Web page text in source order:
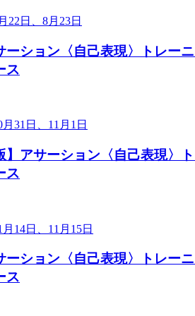
22日、8月23日
ーション〈自己表現〉トレー
ス
月31日、11月1日
】アサーション〈自己表現〉
ス
月14日、11月15日
ーション〈自己表現〉トレー
ス